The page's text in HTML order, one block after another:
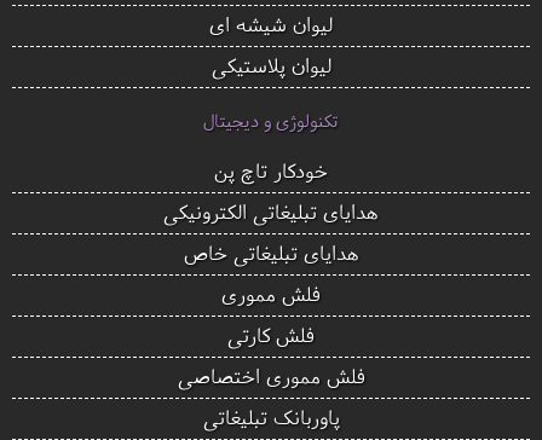
لیوان شیشه ای
لیوان پلاستیکی
تکنولوژی و دیجیتال
خودکار تاچ پن
هدایای تبلیغاتی الکترونیکی
هدایای تبلیغاتی خاص
فلش مموری
فلش کارتی
فلش مموری اختصاصی
پاوربانک تبلیغاتی